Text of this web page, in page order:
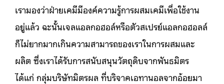
เรามองว่าฝ่ายเคมีมีองค์ความรู้การผสมเคมีเพื่อใช้งาน
อยู่แล้ว ฉะนั้นเจลแอลกอฮอล์หรือตัวสเปรย์แอลกอฮอลล์
ก็ไม่ยากมากเกินความสามารถของเราในการผสมและ
ผลิต ซึ่งเราได้รับการสนับสนุนวัตถุดิบจากพันธมิตร
ได้แก่ กลุ่มบริษัทมิตรผล ที่บริจาคเอทานอลจากอ้อยมา